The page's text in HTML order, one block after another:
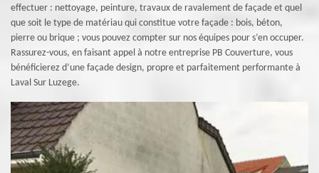
effectuer : nettoyage, peinture, travaux de ravalement de façade et quel
que soit le type de matériau qui constitue votre façade : bois, béton,
pierre ou brique ; vous pouvez compter sur nos équipes pour s’en occuper.
Rassurez-vous, en faisant appel à notre entreprise PB Couverture, vous
bénéficierez d’une façade design, propre et parfaitement performante à
Laval Sur Luzege.